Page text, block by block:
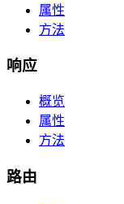
属性
方法
响应
概览
属性
方法
路由